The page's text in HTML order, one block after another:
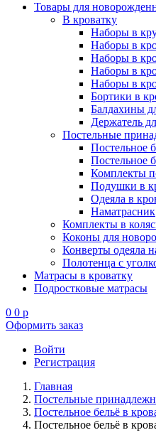
Товары для
В кроватку
Наборы в
Наборы в
Наборы в
Наборы в
Наборы в
Бортики в
Балдахины
Держатель
Постельные
Постельное
Постельное
Комплекты
Подушки в
Одеяла в
Наматрасник
Комплекты в
Коконы для
Конверты одеяла
Полотенца с
Матрасы в кроватку
Подростковые матрасы
0 0 p
Оформить заказ
Войти
Регистрация
Главная
Постельные
Постельное бельё в
Постельное бельё в